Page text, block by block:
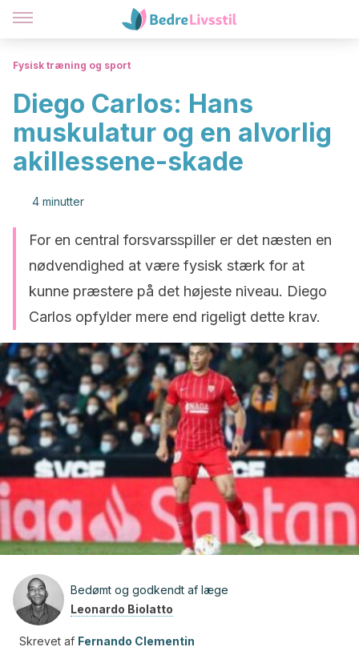
Fysisk træning og sport
Diego Carlos: Hans
muskulatur og en alvorlig
akillessene-skade
4 minutter
For en central forsvarsspiller er det næsten en
nødvendighed at være fysisk stærk for at
kunne præstere på det højeste niveau. Diego
Carlos opfylder mere end rigeligt dette krav.
Bedømt og godkendt af læge
Leonardo Biolatto
Skrevet af Fernando Clementin